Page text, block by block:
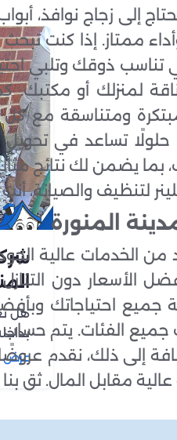
إلى زجاج نوافذ،
ممتاز. إذا كنت
تناسب ذوقك وتلبي
لمنزلك أو مكتبك.
ومتناسقة مع
تساعد في تحويل
بما يضمن لك نتائج
لتنظيف والصيانة،
المنورة
من الخدمات عالية
بأفضل الأسعار دون
جميع احتياجاتك
جميع الفئات. يتم
إلى ذلك، نقدم
مقابل المال. ثق بنا
هل
عرض